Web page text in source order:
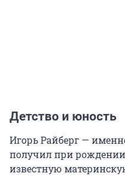
Детство и юность
Игорь Райберг —
получил при
известную